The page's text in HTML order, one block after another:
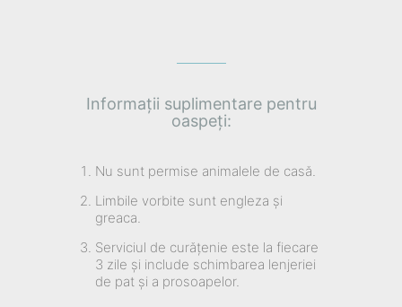
Informații suplimentare pentru
oaspeți:
Nu sunt permise animalele de casă.
Limbile vorbite sunt engleza și
greaca.
Serviciul de curățenie este la fiecare
3 zile și include schimbarea lenjeriei
de pat și a prosoapelor.